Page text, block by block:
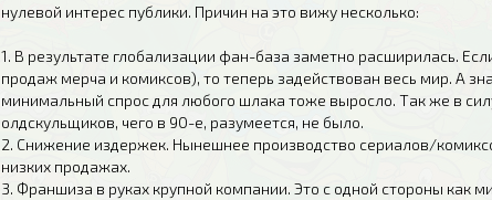
нулевой интерес публики. Причин на это вижу несколько:
1. В результате глобализации фан-база заметно расширилась.
продаж мерча и комиксов), то теперь задействован весь мир. А
минимальный спрос для любого шлака тоже выросло. Так же в
олдскульщиков, чего в 90-е, разумеется, не было.
2. Снижение издержек. Нынешнее производство сериалов/
низких продажах.
3. Франшиза в руках крупной компании. Это с одной стороны как